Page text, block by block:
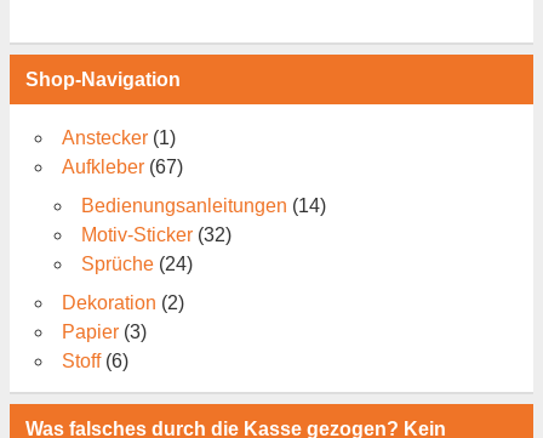
Shop-Navigation
Anstecker (1)
Aufkleber (67)
Bedienungsanleitungen (14)
Motiv-Sticker (32)
Sprüche (24)
Dekoration (2)
Papier (3)
Stoff (6)
Was falsches durch die Kasse gezogen? Kein